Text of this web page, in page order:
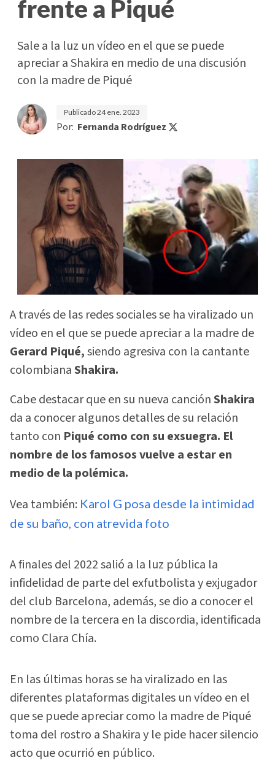
frente a Piqué
Sale a la luz un vídeo en el que se puede
apreciar a Shakira en medio de una discusión
con la madre de Piqué
Publicado24 ene. 2023
Por: Fernanda Rodríguez
A través de las redes sociales se ha viralizado un
vídeo en el que se puede apreciar a la madre de
Gerard Piqué,siendo agresiva con la cantante
colombianaShakira.
Cabe destacar que en su nueva canciónShakira
da a conocer algunos detalles de su relación
tanto con Piqué como con su exsuegra. El
nombre de los famosos vuelve a estar en
medio de la polémica.
Vea también: Karol G posa desde la intimidad
de su baño, con atrevida foto
A finales del 2022 salió a la luz pública la
infidelidad de parte del exfutbolista y exjugador
del club Barcelona, además, se dio a conocer el
nombre de la tercera en la discordia, identificada
como Clara Chía.
En las últimas horas se ha viralizado en las
diferentes plataformas digitales un vídeo en el
que se puede apreciar como la madre de Piqué
toma del rostro a Shakira y le pide hacer silencio
acto que ocurrió en público.